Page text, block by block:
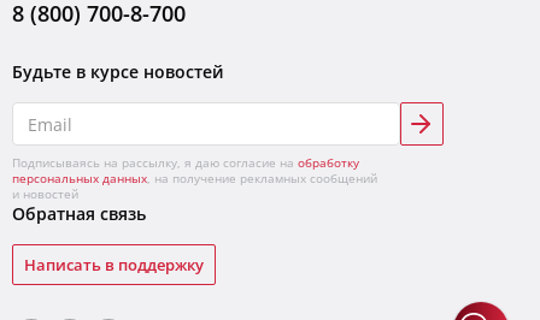
8 (800) 700-8-700
Будьте в курсе новостей
Подписываясь на рассылку, я даю согласие на обработку
персональных данных, на получение рекламных сообщений
и новостей
Обратная связь
Написать в поддержку